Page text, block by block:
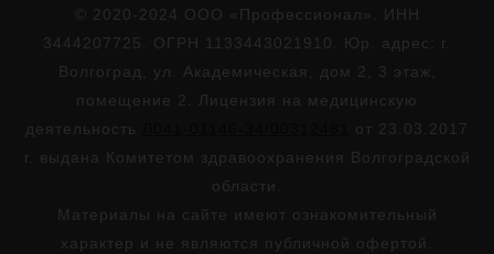
© 2020-2024 ООО «Профессионал». ИНН
3444207725. ОГРН 1133443021910. Юр. адрес: г.
Волгоград, ул. Академическая, дом 2, 3 этаж,
помещение 2. Лицензия на медицинскую
деятельность
от 23.03.2017
г. выдана Комитетом здравоохранения Волгоградской
области.
Материалы на сайте имеют ознакомительный
характер и не являются публичной офертой.